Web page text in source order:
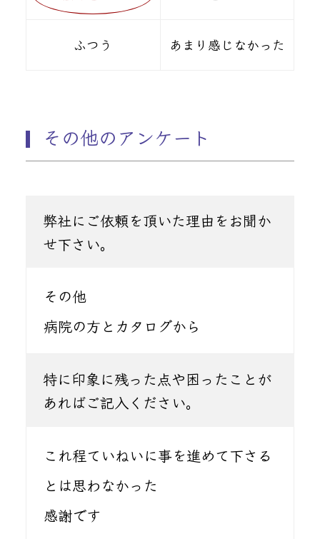
ふつう あまり感じなかった
その他のアンケート
弊社にご依頼を頂いた理由をお聞か
せ下さい。
その他
病院の方とカタログから
特に印象に残った点や困ったことが
あればご記入ください。
これ程ていねいに事を進めて下さる
とは思わなかった
感謝です